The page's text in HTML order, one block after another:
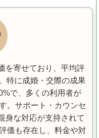
を寄せており、平均評
特に成婚・交際の成果
で、多くの利用者が
。サポート・カウンセ
身な対応が支持されて
価も存在し、料金や対